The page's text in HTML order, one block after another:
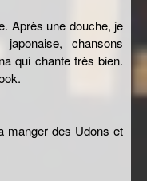
Après une douche, je
chansons
qui chante très bien.
manger des Udons et